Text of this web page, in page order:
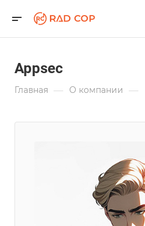
Appsec
Главная — О компании —